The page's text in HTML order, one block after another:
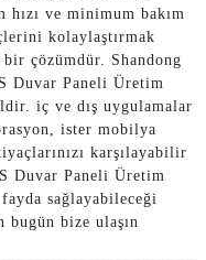
hızı ve minimum bakım
kolaylaştırmak
çözümdür. Shandong
Duvar Paneli Üretim
iç ve dış uygulamalar
ister mobilya
karşılayabilir
Duvar Paneli Üretim
sağlayabileceği
bize ulaşın